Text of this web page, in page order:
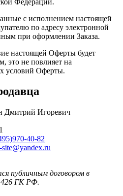
с исполнением настоящей
по адресу электронной
при оформлении Заказа.
настоящей Оферты будет
это не повлияет на
условий Оферты.
Дмитрий Игоревич
40-82
site@yandex.ru
публичным договором в
426 ГК РФ.